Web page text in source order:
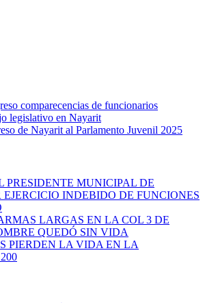
comparecencias de funcionarios
legislativo en Nayarit
de Nayarit al Parlamento Juvenil 2025
PRESIDENTE MUNICIPAL DE
EJERCICIO INDEBIDO DE FUNCIONES
LARGAS EN LA COL 3 DE
QUEDÓ SIN VIDA
PIERDEN LA VIDA EN LA